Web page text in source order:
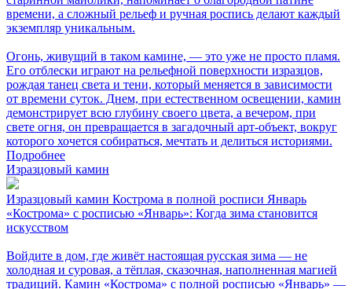
времени, а сложный рельеф и ручная роспись делают каждый
экземпляр уникальным.
Огонь, живущий в таком камине, — это уже не просто пламя.
Его отблески играют на рельефной поверхности изразцов,
рождая танец света и тени, который меняется в зависимости
от времени суток. Днем, при естественном освещении, камин
демонстрирует всю глубину своего цвета, а вечером, при
свете огня, он превращается в загадочный арт-объект, вокруг
которого хочется собираться, мечтать и делиться историями.
Подробнее
Изразцовый камин
Изразцовый камин Кострома в полной росписи Январь
«Кострома» с росписью «Январь»: Когда зима становится
искусством
Войдите в дом, где живёт настоящая русская зима — не
холодная и суровая, а тёплая, сказочная, наполненная магией
традиций. Камин «Кострома» с полной росписью «Январь» —